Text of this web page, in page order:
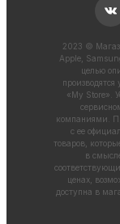
2023 ©
Apple,
целью
«My Store».
компаниями.
с ее
товаров,
в
ценах,
доступна в